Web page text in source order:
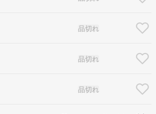
品切れ
品切れ
品切れ